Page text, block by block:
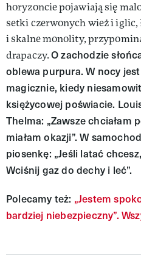
horyzoncie pojawiają się
setki czerwonych wież i
i skalne monolity,
drapaczy.O zachodzie
oblewa purpura. W nocy
magicznie, kiedy
księżycowej poświacie.
Thelma: „Zawsze chciałam
miałam okazji”. W
piosenkę: „Jeśli latać
Wciśnij gaz do dechy i leć”.
Polecamy też: „Jestem
bardziej niebezpieczny”.